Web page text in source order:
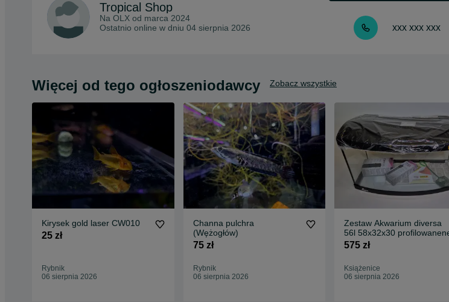
Tropical Shop
Na OLX od marca 2024
Ostatnio online w dniu 04 sierpnia 2026
xxx xxx xxx
Więcej od tego ogłoszeniodawcy Zobacz wszystkie
Kirysek gold laser CW010
25 zł
Rybnik
06 sierpnia 2026
Channa pulchra
(Wężogłów)
75 zł
Rybnik
06 sierpnia 2026
Zestaw Akwarium diversa
56l 58x32x30
575 zł
Książenice
06 sierpnia 2026